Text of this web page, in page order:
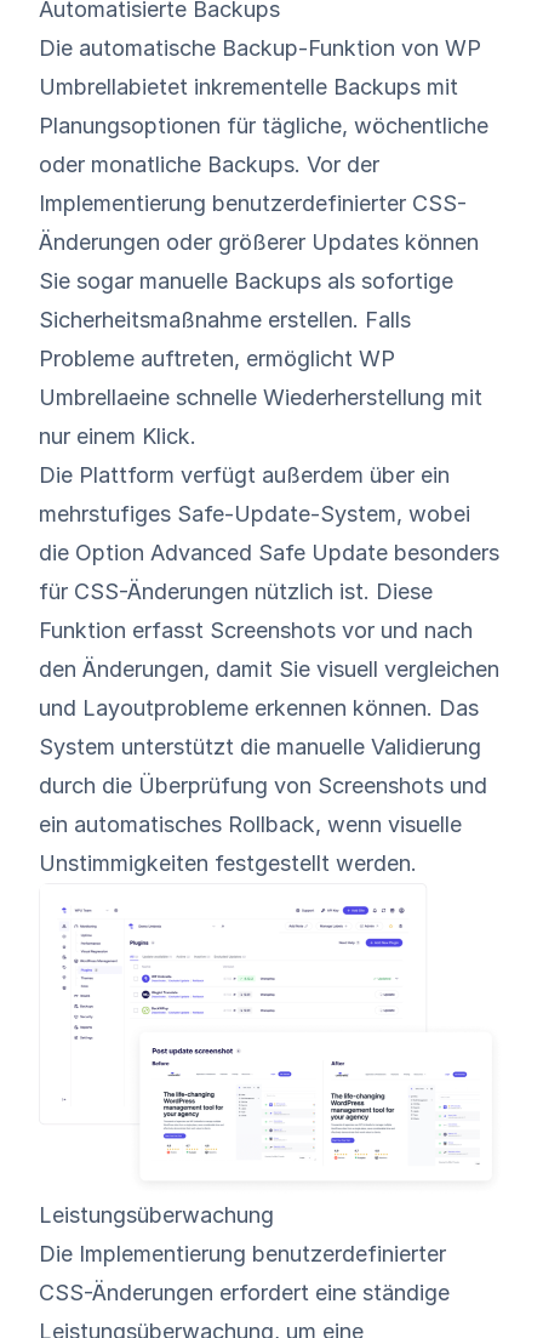
Automatisierte Backups
Die automatische Backup-Funktion von WP
Umbrellabietet inkrementelle Backups mit
Planungsoptionen für tägliche, wöchentliche
oder monatliche Backups. Vor der
Implementierung benutzerdefinierter CSS-
Änderungen oder größerer Updates können
Sie sogar manuelle Backups als sofortige
Sicherheitsmaßnahme erstellen. Falls
Probleme auftreten, ermöglicht WP
Umbrellaeine schnelle Wiederherstellung mit
nur einem Klick.
Die Plattform verfügt außerdem über ein
mehrstufiges Safe-Update-System, wobei
die Option Advanced Safe Update besonders
für CSS-Änderungen nützlich ist. Diese
Funktion erfasst Screenshots vor und nach
den Änderungen, damit Sie visuell vergleichen
und Layoutprobleme erkennen können. Das
System unterstützt die manuelle Validierung
durch die Überprüfung von Screenshots und
ein automatisches Rollback, wenn visuelle
Unstimmigkeiten festgestellt werden.
Leistungsüberwachung
Die Implementierung benutzerdefinierter
CSS-Änderungen erfordert eine ständige
Leistungsüberwachung, um eine